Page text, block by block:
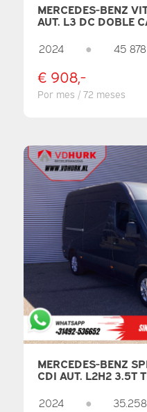
MERCEDES-BENZ
AUT. L3 DC DOBLE
6 PERSONAS/ 2
LED/ CALEFACCIÓN
G. PUERTAS/
2024 ● 45
€ 908,-
Por mes / 72 meses
MERCEDES-BENZ
CDI AUT. L2H2 3.5T
STOELVERW./
2024 ●